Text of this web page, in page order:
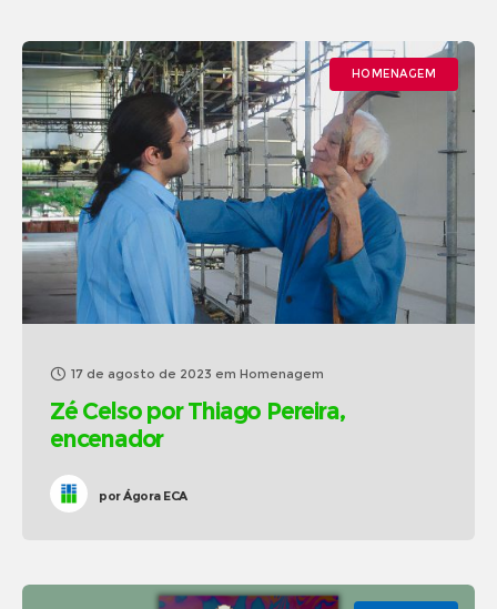
HOMENAGEM
17 de agosto de 2023 em Homenagem
Zé Celso por Thiago Pereira,
encenador
porÁgora ECA